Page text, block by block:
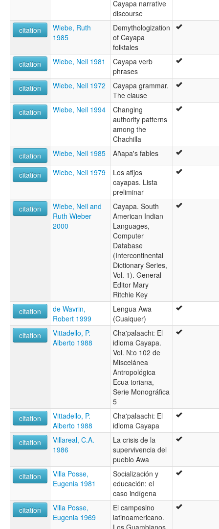
Cayapa narrative
discourse
citation
Wiebe, Ruth
1985
Demythologization
of Cayapa
folktales
citation
Wiebe, Neil 1981
Cayapa verb
phrases
citation
Wiebe, Neil 1972
Cayapa grammar.
The clause
citation
Wiebe, Neil 1994
Changing
authority patterns
among the
Chachilla
citation
Wiebe, Neil 1985 Añapa's fables
citation Wiebe, Neil 1979
Los afijos
cayapas. Lista
preliminar
citation
Wiebe, Neil and
Ruth Wieber
2000
Cayapa. South
American Indian
Languages,
Computer
Database
(Intercontinental
Dictionary Series,
Vol. 1). General
Editor Mary
Ritchie Key
citation
de Wavrin,
Robert 1999
Lengua Awa
(Cuaiquer)
citation
Vittadello, P.
Alberto 1988
Cha'palaachi: El
idioma Cayapa.
Vol. N:o 102 de
Miscelánea
Antropológica
Ecua toriana,
Serie Monográfica
5
citation
Vittadello, P.
Alberto 1988
Cha'palaachi: El
idioma Cayapa
citation
Villareal, C.A.
1986
La crisis de la
supervivencia del
pueblo Awa
citation
Villa Posse,
Eugenia 1981
Socialización y
educación: el
caso indígena
citation
Villa Posse,
Eugenia 1969
El campesino
latinoamericano.
Los Guambianos,